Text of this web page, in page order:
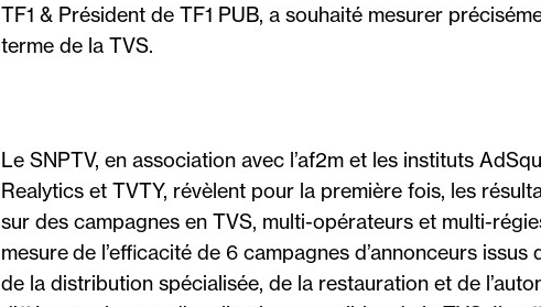
TF1 & Président de TF1 PUB, a souhaité mesurer
terme de la TVS.
Le SNPTV, en association avec l’af2m et les instituts
Realytics et TVTY, révèlent pour la première fois, les
sur des campagnes en TVS, multi-opérateurs et multi-
mesure de l’efficacité de 6 campagnes d’annonceurs
de la distribution spécialisée, de la restauration et de